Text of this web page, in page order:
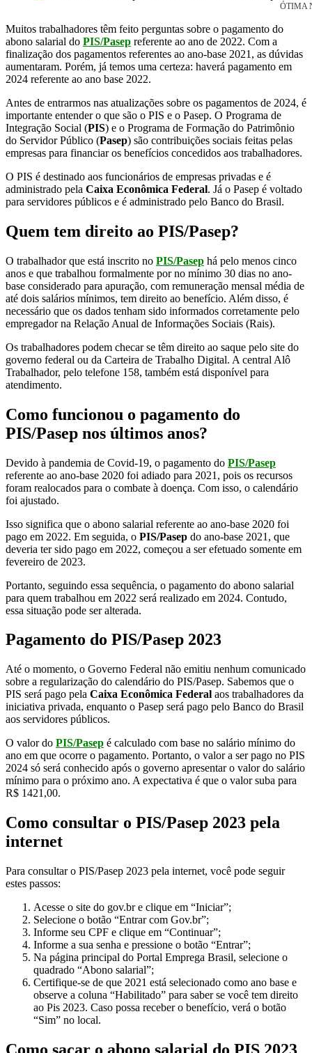
ÓTIMA
Muitos trabalhadores têm feito perguntas sobre o pagamento do
abono salarial do PIS/Pasep referente ao ano de 2022. Com a
finalização dos pagamentos referentes ao ano-base 2021, as dúvidas
aumentaram. Porém, já temos uma certeza: haverá pagamento em
2024 referente ao ano base 2022.
Antes de entrarmos nas atualizações sobre os pagamentos de 2024, é
importante entender o que são o PIS e o Pasep. O Programa de
Integração Social (PIS) e o Programa de Formação do Patrimônio
do Servidor Público (Pasep) são contribuições sociais feitas pelas
empresas para financiar os benefícios concedidos aos trabalhadores.
O PIS é destinado aos funcionários de empresas privadas e é
administrado pela Caixa Econômica Federal. Já o Pasep é voltado
para servidores públicos e é administrado pelo Banco do Brasil.
Quem tem direito ao PIS/Pasep?
O trabalhador que está inscrito no PIS/Pasep há pelo menos cinco
anos e que trabalhou formalmente por no mínimo 30 dias no ano-
base considerado para apuração, com remuneração mensal média de
até dois salários mínimos, tem direito ao benefício. Além disso, é
necessário que os dados tenham sido informados corretamente pelo
empregador na Relação Anual de Informações Sociais (Rais).
Os trabalhadores podem checar se têm direito ao saque pelo site do
governo federal ou da Carteira de Trabalho Digital. A central Alô
Trabalhador, pelo telefone 158, também está disponível para
atendimento.
Como funcionou o pagamento do
PIS/Pasep nos últimos anos?
Devido à pandemia de Covid-19, o pagamento do PIS/Pasep
referente ao ano-base 2020 foi adiado para 2021, pois os recursos
foram realocados para o combate à doença. Com isso, o calendário
foi ajustado.
Isso significa que o abono salarial referente ao ano-base 2020 foi
pago em 2022. Em seguida, o PIS/Pasep do ano-base 2021, que
deveria ter sido pago em 2022, começou a ser efetuado somente em
fevereiro de 2023.
Portanto, seguindo essa sequência, o pagamento do abono salarial
para quem trabalhou em 2022 será realizado em 2024. Contudo,
essa situação pode ser alterada.
Pagamento do PIS/Pasep 2023
Até o momento, o Governo Federal não emitiu nenhum comunicado
sobre a regularização do calendário do PIS/Pasep. Sabemos que o
PIS será pago pela Caixa Econômica Federal aos trabalhadores da
iniciativa privada, enquanto o Pasep será pago pelo Banco do Brasil
aos servidores públicos.
O valor do PIS/Pasep é calculado com base no salário mínimo do
ano em que ocorre o pagamento. Portanto, o valor a ser pago no PIS
2024 só será conhecido após o governo apresentar o valor do salário
mínimo para o próximo ano. A expectativa é que o valor suba para
R$ 1421,00.
Como consultar o PIS/Pasep 2023 pela
internet
Para consultar o PIS/Pasep 2023 pela internet, você pode seguir
estes passos:
Acesse o site do gov.br e clique em “Iniciar”;
Selecione o botão “Entrar com Gov.br”;
Informe seu CPF e clique em “Continuar”;
Informe a sua senha e pressione o botão “Entrar”;
Na página principal do Portal Emprega Brasil, selecione o
quadrado “Abono salarial”;
Certifique-se de que 2021 está selecionado como ano base e
observe a coluna “Habilitado” para saber se você tem direito
ao Pis 2023. Caso possa receber o benefício, verá o botão
“Sim” no local.